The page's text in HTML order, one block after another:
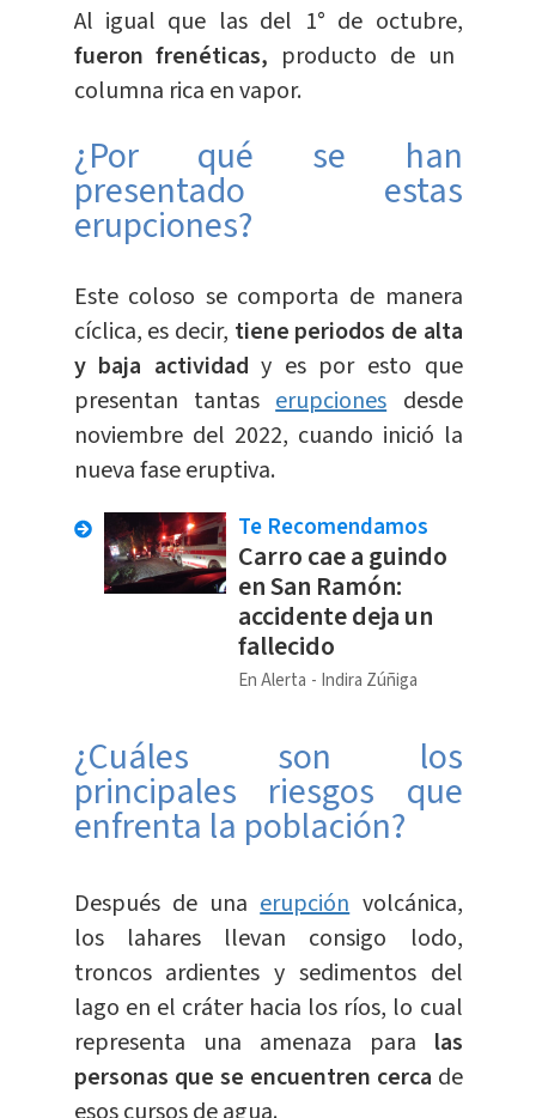
Al igual que las del 1° de octubre,
fueron frenéticas, producto de un
columna rica en vapor.
¿Por qué se han
presentado estas
erupciones?
Este coloso se comporta de manera
cíclica, es decir, tiene periodos de alta
y baja actividad y es por esto que
presentan tantaserupcionesdesde
noviembre del 2022, cuando inició la
nueva fase eruptiva.
Te Recomendamos
Carro cae a guindo
en San Ramón:
accidente deja un
fallecido
En Alerta Indira Zúñiga
¿Cuáles son los
principales riesgos que
enfrenta la población?
Después de unaerupciónvolcánica,
los lahares llevan consigo lodo,
troncos ardientes y sedimentos del
lago en el cráter hacia los ríos, lo cual
representa una amenaza para las
personas que se encuentren cerca de